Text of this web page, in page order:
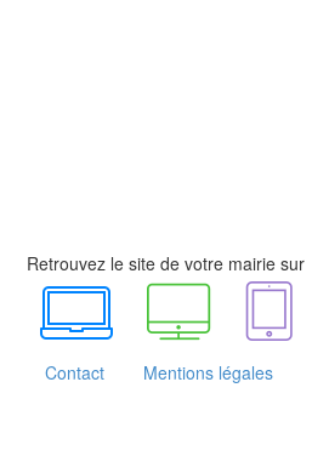
Retrouvez le site de votre mairie sur
Contact Mentions légales